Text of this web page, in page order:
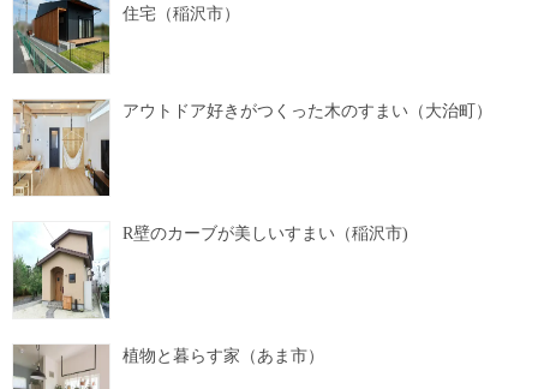
住宅（稲沢市）
アウトドア好きがつくった木のすまい（大治町）
R壁のカーブが美しいすまい（稲沢市)
植物と暮らす家（あま市）